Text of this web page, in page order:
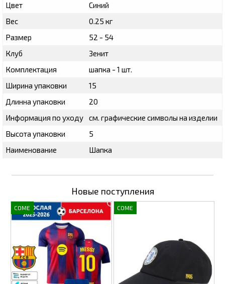
Цвет
Синий
Вес
0.25 кг
Размер
52 - 54
Клуб
Зенит
Комплектация
шапка - 1 шт.
Ширина упаковки
15
Длинна упаковки
20
Информация по уходу
см. графические символы на изделии
Высота упаковки
5
Наименование
Шапка
Новые поступления
COME COME